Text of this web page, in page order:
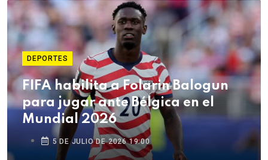
DEPORTES
FIFA habilita a Folarin Balogun
para jugar ante Bélgica en el
Mundial 2026
5 DE JULIO DE 2026 19:00